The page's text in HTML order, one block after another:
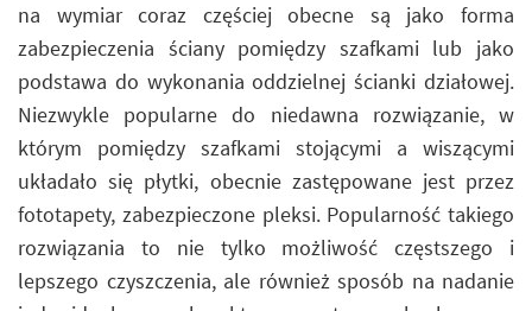
na wymiar coraz częściej obecne są jako forma
zabezpieczenia ściany pomiędzy szafkami lub jako
podstawa do wykonania oddzielnej ścianki działowej.
Niezwykle popularne do niedawna rozwiązanie, w
którym pomiędzy szafkami stojącymi a wiszącymi
układało się płytki, obecnie zastępowane jest przez
fototapety, zabezpieczone pleksi. Popularność takiego
rozwiązania to nie tylko możliwość częstszego i
lepszego czyszczenia, ale również sposób na nadanie